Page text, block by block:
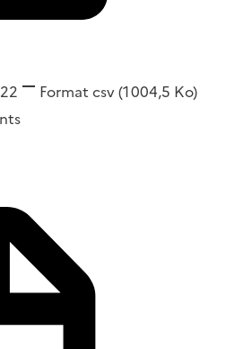
Format csv(1 004,5 Ko)